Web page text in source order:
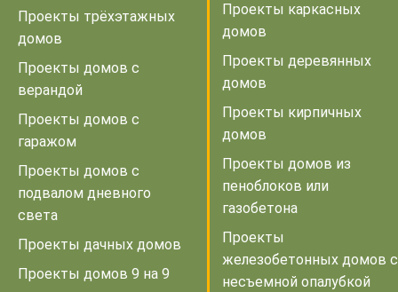
Проекты трёхэтажных
домов
Проекты домов с
верандой
Проекты домов с
гаражом
Проекты домов с
подвалом дневного
света
Проекты дачных домов
Проекты домов 9 на 9
Проекты каркасных
домов
Проекты деревянных
домов
Проекты кирпичных
домов
Проекты домов из
пеноблоков или
газобетона
Проекты
железобетонных домов с
несъемной опалубкой